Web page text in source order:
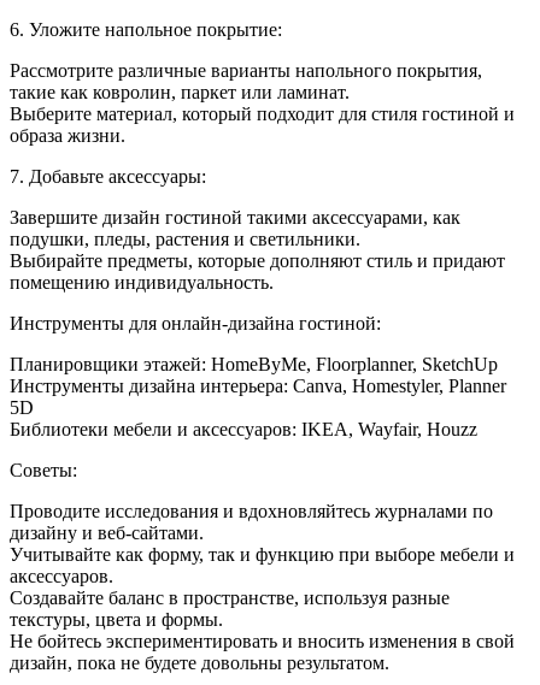
6. Уложите напольное покрытие:
Рассмотрите различные варианты напольного покрытия,
такие как ковролин, паркет или ламинат.
Выберите материал, который подходит для стиля гостиной и
образа жизни.
7. Добавьте аксессуары:
Завершите дизайн гостиной такими аксессуарами, как
подушки, пледы, растения и светильники.
Выбирайте предметы, которые дополняют стиль и придают
помещению индивидуальность.
Инструменты для онлайн-дизайна гостиной:
Планировщики этажей: HomeByMe, Floorplanner, SketchUp
Инструменты дизайна интерьера: Canva, Homestyler, Planner
5D
Библиотеки мебели и аксессуаров: IKEA, Wayfair, Houzz
Советы:
Проводите исследования и вдохновляйтесь журналами по
дизайну и веб-сайтами.
Учитывайте как форму, так и функцию при выборе мебели и
аксессуаров.
Создавайте баланс в пространстве, используя разные
текстуры, цвета и формы.
Не бойтесь экспериментировать и вносить изменения в свой
дизайн, пока не будете довольны результатом.